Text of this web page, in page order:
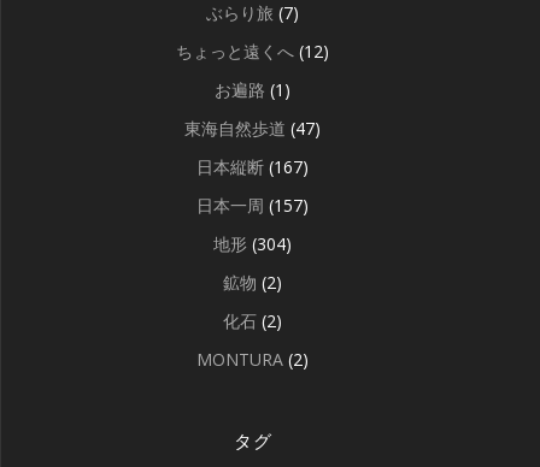
ぶらり旅 (7)
ちょっと遠くへ (12)
お遍路 (1)
東海自然歩道 (47)
日本縦断 (167)
日本一周 (157)
地形 (304)
鉱物 (2)
化石 (2)
MONTURA (2)
タグ